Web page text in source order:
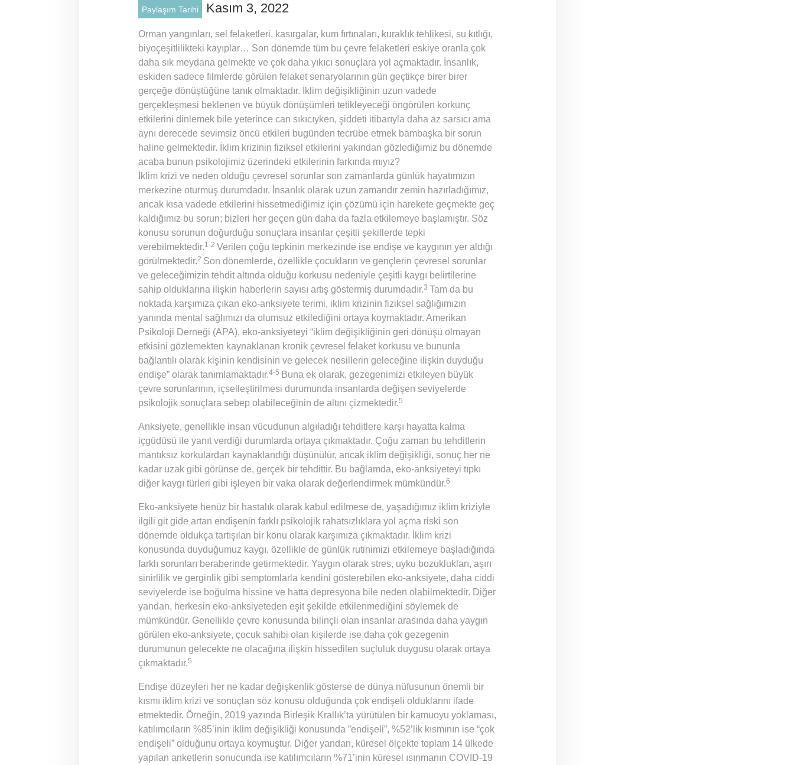
Paylaşım Tarihi Kasım 3, 2022
Orman yangınları, sel felaketleri, kasırgalar, kum fırtınaları, kuraklık tehlikesi, su kıtlığı,
biyoçeşitlilikteki kayıplar… Son dönemde tüm bu çevre felaketleri eskiye oranla çok
daha sık meydana gelmekte ve çok daha yıkıcı sonuçlara yol açmaktadır. İnsanlık,
eskiden sadece filmlerde görülen felaket senaryolarının gün geçtikçe birer birer
gerçeğe dönüştüğüne tanık olmaktadır. İklim değişikliğinin uzun vadede
gerçekleşmesi beklenen ve büyük dönüşümleri tetikleyeceği öngörülen korkunç
etkilerini dinlemek bile yeterince can sıkıcıyken, şiddeti itibarıyla daha az sarsıcı ama
aynı derecede sevimsiz öncü etkileri bugünden tecrübe etmek bambaşka bir sorun
haline gelmektedir. İklim krizinin fiziksel etkilerini yakından gözlediğimiz bu dönemde
acaba bunun psikolojimiz üzerindeki etkilerinin farkında mıyız?
İklim krizi ve neden olduğu çevresel sorunlar son zamanlarda günlük hayatımızın
merkezine oturmuş durumdadır. İnsanlık olarak uzun zamandır zemin hazırladığımız,
ancak kısa vadede etkilerini hissetmediğimiz için çözümü için harekete geçmekte geç
kaldığımız bu sorun; bizleri her geçen gün daha da fazla etkilemeye başlamıştır. Söz
konusu sorunun doğurduğu sonuçlara insanlar çeşitli şekillerde tepki
verebilmektedir.1-2Verilen çoğu tepkinin merkezinde ise endişe ve kaygının yer aldığı
görülmektedir.2 Son dönemlerde, özellikle çocukların ve gençlerin çevresel sorunlar
ve geleceğimizin tehdit altında olduğu korkusu nedeniyle çeşitli kaygı belirtilerine
sahip olduklarına ilişkin haberlerin sayısı artış göstermiş durumdadır.3Tam da bu
noktada karşımıza çıkan eko-anksiyete terimi, iklim krizinin fiziksel sağlığımızın
yanında mental sağlımızı da olumsuz etkilediğini ortaya koymaktadır. Amerikan
Psikoloji Derneği (APA), eko-anksiyeteyi “iklim değişikliğinin geri dönüşü olmayan
etkisini gözlemekten kaynaklanan kronik çevresel felaket korkusu ve bununla
bağlantılı olarak kişinin kendisinin ve gelecek nesillerin geleceğine ilişkin duyduğu
endişe” olarak tanımlamaktadır.4-5 Buna ek olarak, gezegenimizi etkileyen büyük
çevre sorunlarının, içselleştirilmesi durumunda insanlarda değişen seviyelerde
psikolojik sonuçlara sebep olabileceğinin de altını çizmektedir.5
Anksiyete, genellikle insan vücudunun algıladığı tehditlere karşı hayatta kalma
içgüdüsü ile yanıt verdiği durumlarda ortaya çıkmaktadır. Çoğu zaman bu tehditlerin
mantıksız korkulardan kaynaklandığı düşünülür, ancak iklim değişikliği, sonuç her ne
kadar uzak gibi görünse de, gerçek bir tehdittir. Bu bağlamda, eko-anksiyeteyi tıpkı
diğer kaygı türleri gibi işleyen bir vaka olarak değerlendirmek mümkündür.6
Eko-anksiyete henüz bir hastalık olarak kabul edilmese de, yaşadığımız iklim kriziyle
ilgili git gide artan endişenin farklı psikolojik rahatsızlıklara yol açma riski son
dönemde oldukça tartışılan bir konu olarak karşımıza çıkmaktadır. İklim krizi
konusunda duyduğumuz kaygı, özellikle de günlük rutinimizi etkilemeye başladığında
farklı sorunları beraberinde getirmektedir. Yaygın olarak stres, uyku bozuklukları, aşırı
sinirlilik ve gerginlik gibi semptomlarla kendini gösterebilen eko-anksiyete, daha ciddi
seviyelerde ise boğulma hissine ve hatta depresyona bile neden olabilmektedir. Diğer
yandan, herkesin eko-anksiyeteden eşit şekilde etkilenmediğini söylemek de
mümkündür. Genellikle çevre konusunda bilinçli olan insanlar arasında daha yaygın
görülen eko-anksiyete, çocuk sahibi olan kişilerde ise daha çok gezegenin
durumunun gelecekte ne olacağına ilişkin hissedilen suçluluk duygusu olarak ortaya
çıkmaktadır.5
Endişe düzeyleri her ne kadar değişkenlik gösterse de dünya nüfusunun önemli bir
kısmı iklim krizi ve sonuçları söz konusu olduğunda çok endişeli olduklarını ifade
etmektedir. Örneğin, 2019 yazında Birleşik Krallık’ta yürütülen bir kamuoyu yoklaması,
katılımcıların %85’inin iklim değişikliği konusunda ”endişeli”, %52’lik kısmının ise “çok
endişeli” olduğunu ortaya koymuştur. Diğer yandan, küresel ölçekte toplam 14 ülkede
yapılan anketlerin sonucunda ise katılımcıların %71’inin küresel ısınmanın COVID-19